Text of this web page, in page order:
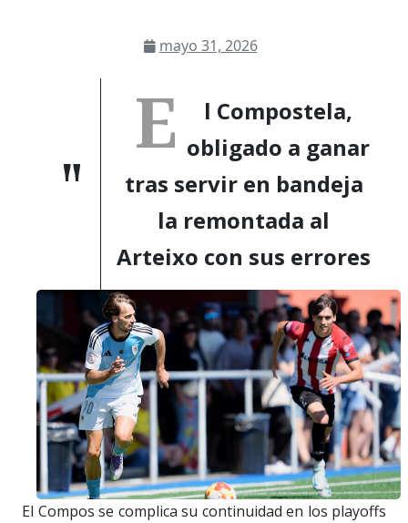
mayo 31, 2026
E
l Compostela,
obligado a ganar
tras servir en bandeja
la remontada al
Arteixo con sus errores
El Compos se complica su continuidad en los playoffs